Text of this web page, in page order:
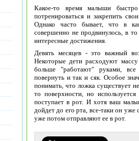
Какое-то время малыши
потренироваться и закрепить
Однако часто бывает, что в
совершенно не продвинулось, в
интересные достижения.
Девять месяцев - это важный
Некоторые дети расходуют массу
больше "работают" руками, все
повернуть и так и сяк. Особое
понимать, что ложка существует
то поверхности, но
поступает в рот. И хотя ваш
дойдет до его рта, все-таки он уже
уже потом отправляют ее в рот.